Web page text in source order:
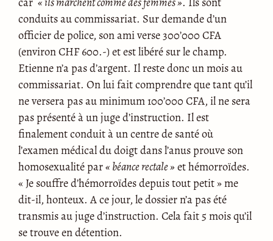
conduits au commissariat. Sur demande d’un
officier de police, son ami verse 300’000 CFA
(environ CHF 600.-) et est libéré sur le champ.
Etienne n’a pas d’argent. Il reste donc un mois au
commissariat. On lui fait comprendre que tant qu’il
ne versera pas au minimum 100’000 CFA, il ne sera
pas présenté à un juge d’instruction. Il est
finalement conduit à un centre de santé où
l’examen médical du doigt dans l’anus prouve son
homosexualité par« béance rectale » et hémorroïdes.
« Je souffre d’hémorroïdes depuis tout petit » me
dit-il, honteux. A ce jour, le dossier n’a pas été
transmis au juge d’instruction. Cela fait 5 mois qu’il
se trouve en détention.